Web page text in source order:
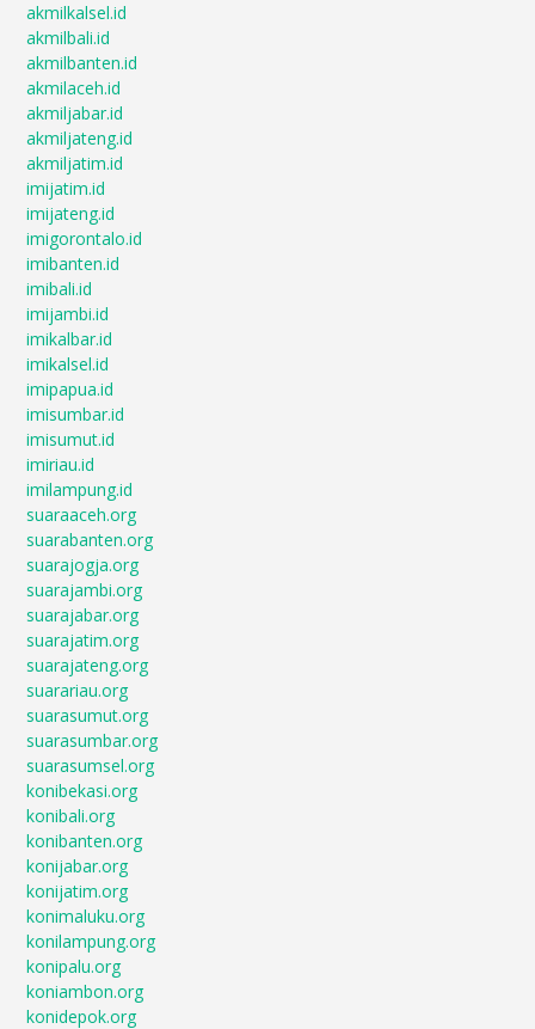
akmilkalsel.id
akmilbali.id
akmilbanten.id
akmilaceh.id
akmiljabar.id
akmiljateng.id
akmiljatim.id
imijatim.id
imijateng.id
imigorontalo.id
imibanten.id
imibali.id
imijambi.id
imikalbar.id
imikalsel.id
imipapua.id
imisumbar.id
imisumut.id
imiriau.id
imilampung.id
suaraaceh.org
suarabanten.org
suarajogja.org
suarajambi.org
suarajabar.org
suarajatim.org
suarajateng.org
suarariau.org
suarasumut.org
suarasumbar.org
suarasumsel.org
konibekasi.org
konibali.org
konibanten.org
konijabar.org
konijatim.org
konimaluku.org
konilampung.org
konipalu.org
koniambon.org
konidepok.org